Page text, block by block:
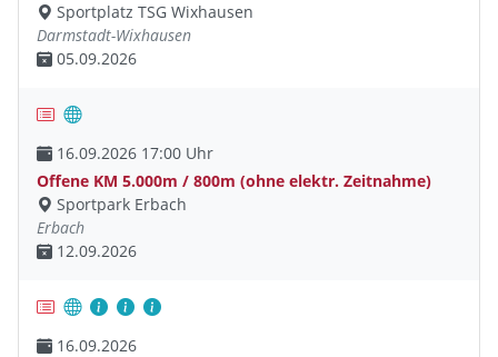
Sportplatz TSG Wixhausen
Darmstadt-Wixhausen
05.09.2026
16.09.2026 17:00 Uhr
Offene KM 5.000m / 800m (ohne elektr. Zeitnahme)
Sportpark Erbach
Erbach
12.09.2026
16.09.2026